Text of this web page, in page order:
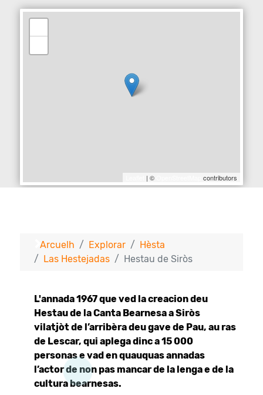
| © contributors
Arcuelh Explorar
Hèsta
Las Hestejadas
Hestau de Siròs
L'annada 1967 que ved la creacion deu
Hestau de la Canta Bearnesa a Siròs
vilatjòt de l’arribèra deu gave de Pau, au ras
de Lescar, qui aplega dinc a 15 000
personas e vad en quauquas annadas
l’actor de non pas mancar de la lenga e de la
cultura bearnesas.